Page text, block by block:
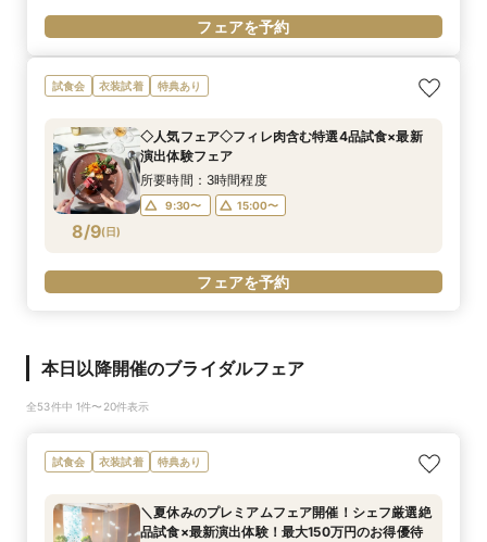
フェアを予約
試食会 衣装試着 特典あり
8/9(日)
◇人気フェア◇フィレ肉含む特選4品試食×最新
演出体験フェア
所要時間：3時間程度
9:30〜 15:00〜
フェアを予約
本日以降開催のブライダルフェア
全53件中 1件〜20件表示
試食会 衣装試着 特典あり
＼夏休みのプレミアムフェア開催！シェフ厳選絶
品試食×最新演出体験！最大150万円のお得優待